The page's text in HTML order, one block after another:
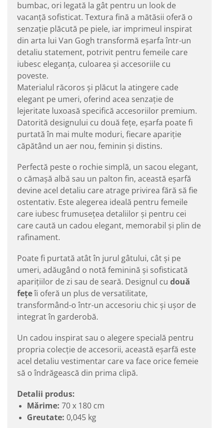
bumbac, ori legată la gât pentru un look de
vacanță sofisticat. Textura fină a mătăsii oferă o
senzație plăcută pe piele, iar imprimeul inspirat
din arta lui Van Gogh transformă eșarfa într-un
detaliu statement, potrivit pentru femeile care
iubesc eleganța, culoarea și accesoriile cu
poveste.
Materialul răcoros și plăcut la atingere cade
elegant pe umeri, oferind acea senzație de
lejeritate luxoasă specifică accesoriilor premium.
Datorită designului cu două fețe, eșarfa poate fi
purtată în mai multe moduri, fiecare apariție
căpătând un aer nou, feminin și distins.
Perfectă peste o rochie simplă, un sacou elegant,
o cămașă albă sau un palton fin, această eșarfă
devine acel detaliu care atrage privirea fără să fie
ostentativ. Este alegerea ideală pentru femeile
care iubesc frumusețea detaliilor și pentru cei
care caută un cadou elegant, memorabil și plin de
rafinament.
Poate fi purtată atât în jurul gâtului, cât și pe
umeri, adăugând o notă feminină și sofisticată
aparițiilor de zi sau de seară. Designul cu două
fețeîi oferă un plus de versatilitate,
transformând-o într-un accesoriu chic și ușor de
integrat în garderobă.
Un cadou inspirat sau o alegere specială pentru
propria colecție de accesorii, această eșarfă este
acel detaliu vestimentar care va face orice femeie
să o îndrăgească din prima clipă.
Detalii produs:
Mărime: 70 x 180 cm
Greutate: 0,045 kg